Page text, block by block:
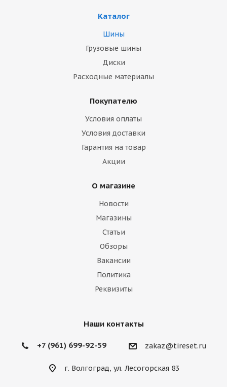
Каталог
Шины
Грузовые шины
Диски
Расходные материалы
Покупателю
Условия оплаты
Условия доставки
Гарантия на товар
Акции
О магазине
Новости
Магазины
Статьи
Обзоры
Вакансии
Политика
Реквизиты
Наши контакты
+7 (961) 699-92-59 zakaz@tireset.ru
г. Волгоград, ул. Лесогорская 83